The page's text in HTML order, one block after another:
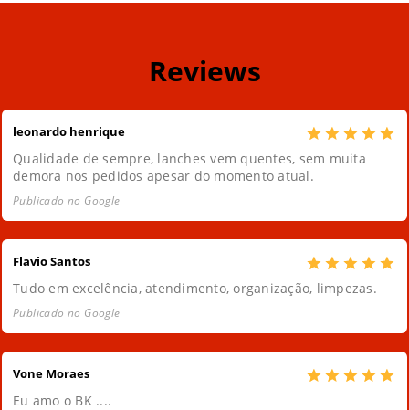
Reviews
leonardo henrique
Qualidade de sempre, lanches vem quentes, sem muita
demora nos pedidos apesar do momento atual.
Publicado no Google
Flavio Santos
Tudo em excelência, atendimento, organização, limpezas.
Publicado no Google
Vone Moraes
Eu amo o BK ....